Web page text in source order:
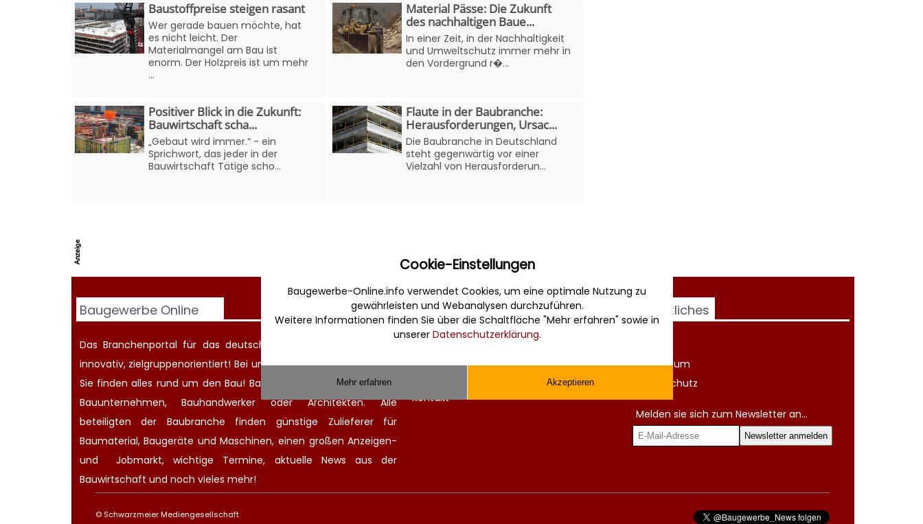
Baustoffpreise steigen rasant
Wer gerade bauen möchte, hat
es nicht leicht. Der
Materialmangel am Bau ist
enorm. Der Holzpreis ist um mehr
...
Material Pässe: Die Zukunft
des nachhaltigen Baue...
In einer Zeit, in der Nachhaltigkeit
und Umweltschutz immer mehr in
den Vordergrund r�...
Positiver Blick in die Zukunft:
Bauwirtschaft scha...
„Gebaut wird immer.“ - ein
Sprichwort, das jeder in der
Bauwirtschaft Tätige scho...
Flaute in der Baubranche:
Herausforderungen, Ursac...
Die Baubranche in Deutschland
steht gegenwärtig vor einer
Vielzahl von Herausforderun...
Baugewerbe Online
Das Branchenportal für das deutsche Baugewerbe. Informativ,
innovativ, zielgruppenorientiert! Bei uns werden Sie gefunden und
Sie finden alles rund um den Bau! Bauherren finden kompetente
Bauunternehmen, Bauhandwerker oder Architekten. Alle
beteiligten der Baubranche finden günstige Zulieferer für
Baumaterial,Baugeräte und Maschinen, einen großenAnzeigen-
und Jobmarkt, wichtige Termine, aktuelle News aus der
Bauwirtschaft und noch vieles mehr!
Sonstiges
Kontakt
Rechtliches
Impressum
Datenschutz
Melden sie sich zum Newsletter an...
© Schwarzmeier Mediengesellschaft
Cookie-Einstellungen
Baugewerbe-Online.info verwendet Cookies, um eine optimale Nutzung zu
gewährleisten und Webanalysen durchzuführen.
Weitere Informationen finden Sie über die Schaltfläche "Mehr erfahren" sowie in
unserer Datenschutzerklärung.
Mehr erfahren Akzeptieren